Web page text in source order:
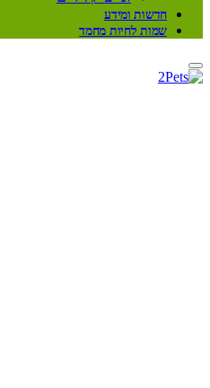
חדשות ומידע
שמות לחיות מחמד